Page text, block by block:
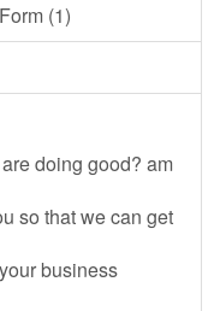
(1)
doing good? am
so that we can get
business